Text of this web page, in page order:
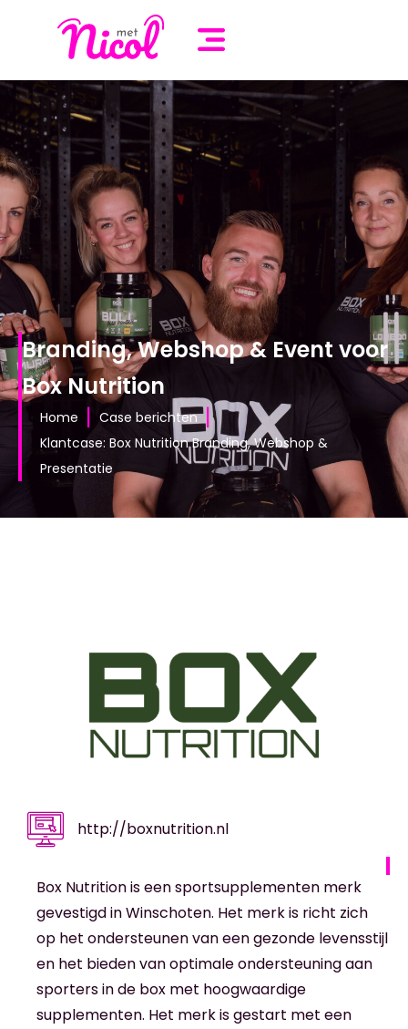
Branding, Webshop & Event voor
Box Nutrition
Home | Case berichten |
Klantcase: Box Nutrition Branding, Webshop &
Presentatie
http://boxnutrition.nl
Box Nutrition is een sportsupplementen merk
gevestigd in Winschoten. Het merk is richt zich
op het ondersteunen van een gezonde levensstijl
en het bieden van optimale ondersteuning aan
sporters in de box met hoogwaardige
supplementen. Het merk is gestart met een